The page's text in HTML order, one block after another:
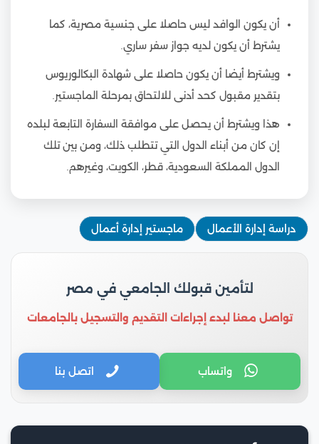
أن يكون الوافد ليس حاصلا على جنسية مصرية، كما
يشترط أن يكون لديه جواز سفر ساري.
ويشترط أيضا أن يكون حاصلا على شهادة البكالوريوس
بتقدير مقبول كحد أدنى للالتحاق بمرحلة الماجستير.
هذا ويشترط أن يحصل على موافقة السفارة التابعة لبلده
إن كان من أبناء الدول التي تتطلب ذلك، ومن بين تلك
الدول المملكة السعودية، قطر، الكويت، وغيرهم.
دراسة إدارة الأعمال ماجستير إدارة أعمال
لتأمين قبولك الجامعي في مصر
تواصل معنا لبدء إجراءات التقديم والتسجيل بالجامعات
واتساب اتصل بنا